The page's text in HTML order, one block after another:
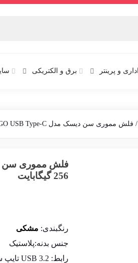
اداری و پرینتر برق و الکتریکی
/ فلش مموری سن دیسک مدل Ultra Dual Drive GO USB Type-C ظرفیت 256 گیگابایت
256 گیگابایت
رنگبندی: مشکی
جنس بدنه:پلاستیک
رابط: USB 3.2 تایپ سی (Type-C)